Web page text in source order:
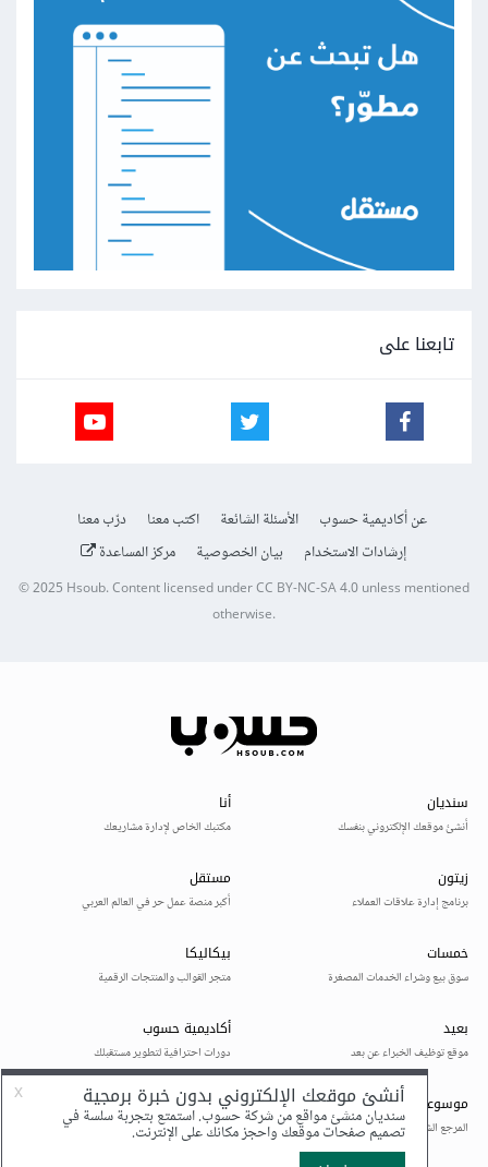
تابعنا على
عن أكاديمية حسوب الأسئلة الشائعة اكتب معنا
درّب معنا
إرشادات الاستخدام
بيان الخصوصية مركز المساعدة
© 2025Hsoub.Content licensed underCC BY-NC-SA 4.0unless mentioned
otherwise.